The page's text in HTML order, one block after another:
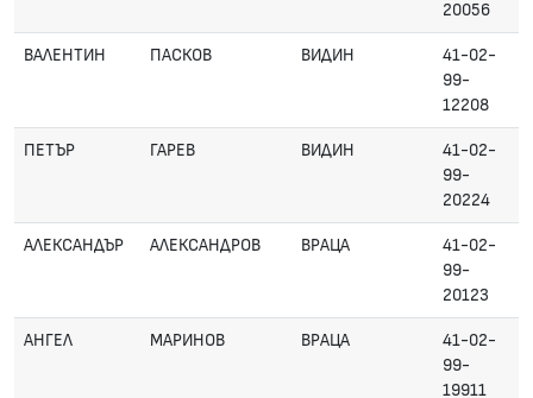
20056
ВАЛЕНТИН ПАСКОВ ВИДИН
41-02-
99-
12208
ПЕТЪР ГАРЕВ ВИДИН
41-02-
99-
20224
АЛЕКСАНДЪР АЛЕКСАНДРОВ ВРАЦА
41-02-
99-
20123
АНГЕЛ МАРИНОВ ВРАЦА
41-02-
99-
19911